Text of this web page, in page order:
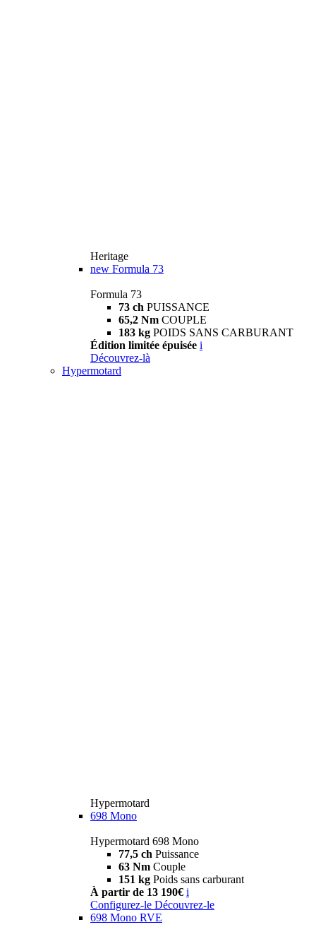
Heritage
new Formula 73
Formula 73
73 ch PUISSANCE
65,2 Nm COUPLE
183 kg POIDS SANS CARBURANT
Édition limitée épuisée i
Découvrez-là
Hypermotard
Hypermotard
698 Mono
Hypermotard 698 Mono
77,5 ch Puissance
63 Nm Couple
151 kg Poids sans carburant
À partir de 13 190€ i
Configurez-le Découvrez-le
698 Mono RVE